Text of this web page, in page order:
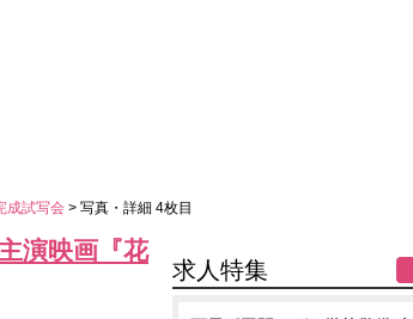
成試写会 > 写真・詳細 4枚目
演映画『花
求人特集